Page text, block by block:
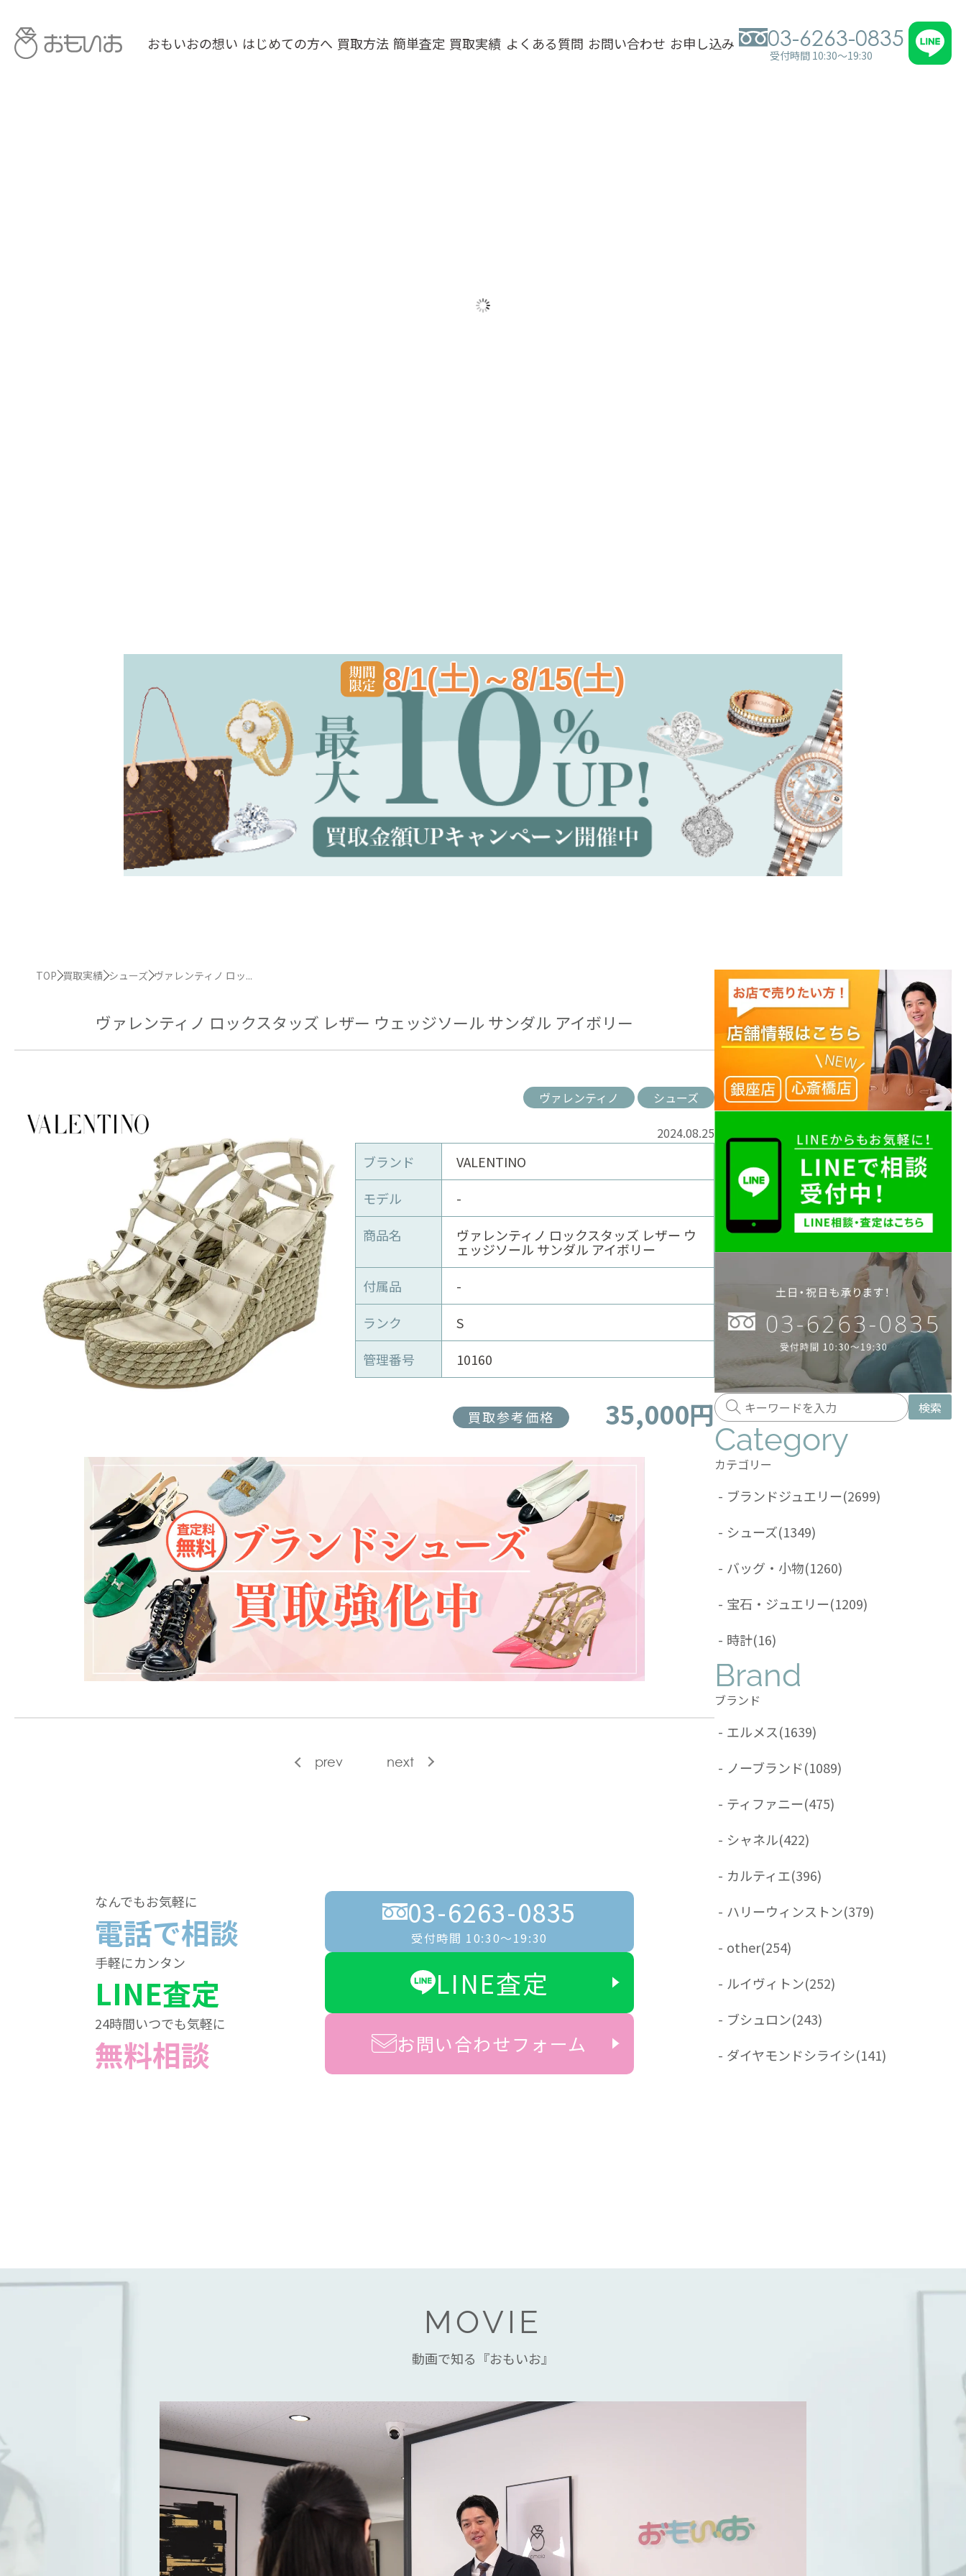
おもいおの想い はじめての方へ 買取方法 簡単査定 買取実績 よくある質問 お問い合わせ お申し込み 03-6263-0835
受付時間 10:30～19:30
8/1(土)～8/15(土)
TOP 買取実績 シューズ ヴァレンティノ ロッ...
ヴァレンティノ ロックスタッズ レザー ウェッジソール サンダル アイボリー
ヴァレンティノ シューズ
2024.08.25
ブランド
VALENTINO
モデル
-
商品名
ヴァレンティノ ロックスタッズ レザー ウ
ェッジソール サンダル アイボリー
付属品
-
ランク
S
管理番号
10160
買取参考価格 35,000円
prev next
なんでもお気軽に
電話で相談 03-6263-0835
受付時間 10:30〜19:30
手軽にカンタン
LINE査定 LINE査定
24時間いつでも気軽に
無料相談 お問い合わせフォーム
検索
Category
カテゴリー
- ブランドジュエリー(2699)
- シューズ(1349)
- バッグ・小物(1260)
- 宝石・ジュエリー(1209)
- 時計(16)
Brand
ブランド
- エルメス(1639)
- ノーブランド(1089)
- ティファニー(475)
- シャネル(422)
- カルティエ(396)
- ハリーウィンストン(379)
- other(254)
- ルイヴィトン(252)
- ブシュロン(243)
- ダイヤモンドシライシ(141)
MOVIE
動画で知る『おもいお』